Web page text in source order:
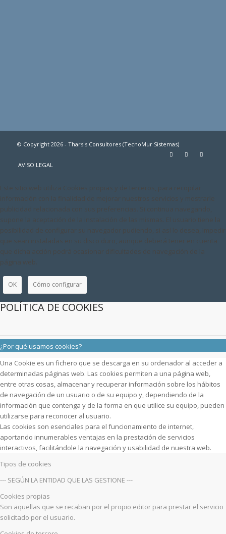
© Copyright 2026 - Tharsis Consultores (TecnoMur Sistemas)
AVISO LEGAL
Este sitio web utiliza Cookies propias y de terceros, para recopilar
información con la finalidad de mejorar nuestros servicios y mostrarle
publicidad relacionada con sus preferencias. Si continua navegando,
supone la aceptación de la instalación de las mismas. El usuario tiene la
posibilidad de configurar su navegador pudiendo, si así lo desea, impedir
que sean instaladas en su disco duro, aunque deberá tener en cuenta
que dicha acción podrá ocasionar dificultades de navegación de la
página web.
OK Cómo configurar
POLÍTICA DE COOKIES
¿Por qué usamos cookies?
Una Cookie es un fichero que se descarga en su ordenador al acceder a
determinadas páginas web. Las cookies permiten a una página web,
entre otras cosas, almacenar y recuperar información sobre los hábitos
de navegación de un usuario o de su equipo y, dependiendo de la
información que contenga y de la forma en que utilice su equipo, pueden
utilizarse para reconocer al usuario.
Las cookies son esenciales para el funcionamiento de internet,
aportando innumerables ventajas en la prestación de servicios
interactivos, facilitándole la navegación y usabilidad de nuestra web.
Tipos de cookies
--- SEGÚN LA ENTIDAD QUE LAS GESTIONE ---
Cookies propias
Son aquellas que se recaban por el propio editor para prestar el servicio
solicitado por el usuario.